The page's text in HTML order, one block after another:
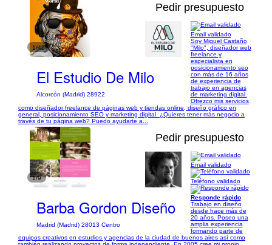
1/45
Pedir presupuesto
El Estudio De Milo
Alcorcón (Madrid) 28922
Email validado
Soy Miguel Castaño
"Milo", diseñador web
freelance y
especialista en
posicionamiento seo
con más de 16 años
de experiencia de
trabajo en agencias
de marketing digital.
Ofrezco mis servicios
como diseñador freelance de páginas web y tiendas online, diseño gráfico en
general, posicionamiento SEO y marketing digital. ¿Quieres tener más negocio a
través de tu página web? Puedo ayudarte a...
1/9
Pedir presupuesto
Barba Gordon Diseño
Madrid (Madrid) 28013 Centro
Email validado
Teléfono validado
Responde rápido
Trabajo en diseño
desde hace más de
20 años. Poseo una
amplia experiencia
formando parte de
equipos creativos en estudios y agencias de la ciudad de buenos aires así como